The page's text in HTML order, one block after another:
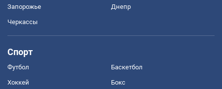
Запорожье Днепр
Черкассы
Спорт
Футбол Баскетбол
Хоккей Бокс